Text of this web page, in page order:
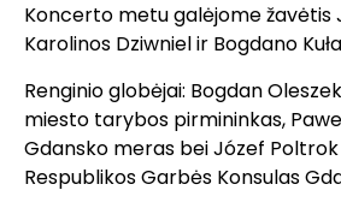
Koncerto metu galėjome žavėtis
Karolinos Dziwniel ir Bogdano
Renginio globėjai: Bogdan
miesto tarybos pirmininkas,
Gdansko meras bei Józef
Respublikos Garbės Konsulas